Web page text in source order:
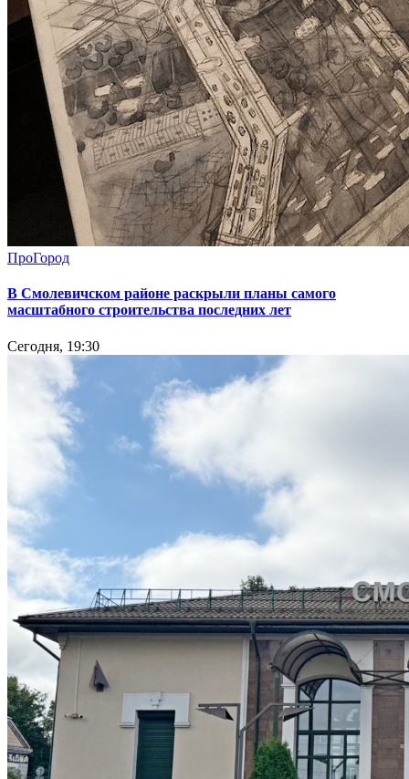
ПроГород
В Смолевичском районе раскрыли планы самого
масштабного строительства последних лет
Сегодня, 19:30